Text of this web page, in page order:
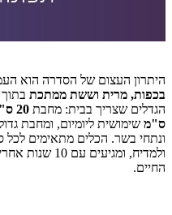
היתרון העצום של הסדרה הוא
בכפות, מרית וששת ממתכת
הגדלים שצריך בבית: מחבת 20 ס"מ
ס"מ שימושית ליומיום, ומחבת
ונתחי בשר. הכלים מתאימים לכל
ולמדיח,
החיים.